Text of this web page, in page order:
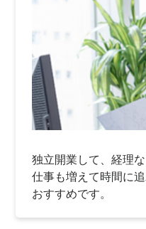
独立開業して、経理
仕事も増えて時間に
おすすめです。